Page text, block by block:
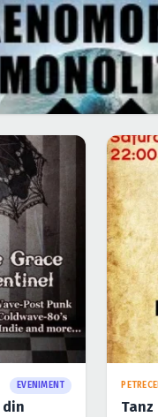
EVENIMENT
din